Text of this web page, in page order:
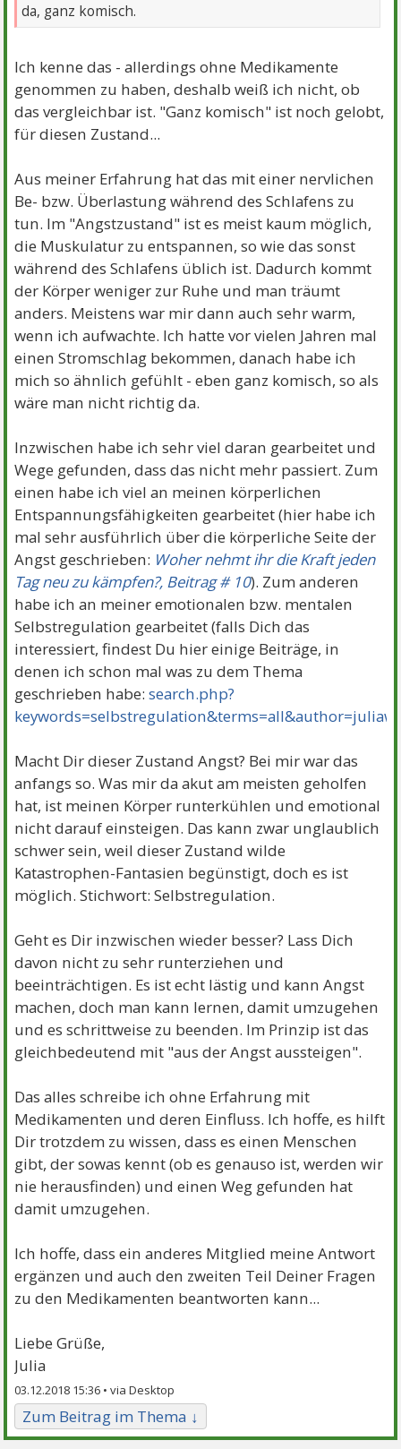
da, ganz komisch.
Ich kenne das - allerdings ohne Medikamente
genommen zu haben, deshalb weiß ich nicht, ob
das vergleichbar ist. "Ganz komisch" ist noch gelobt,
für diesen Zustand...
Aus meiner Erfahrung hat das mit einer nervlichen
Be- bzw. Überlastung während des Schlafens zu
tun. Im "Angstzustand" ist es meist kaum möglich,
die Muskulatur zu entspannen, so wie das sonst
während des Schlafens üblich ist. Dadurch kommt
der Körper weniger zur Ruhe und man träumt
anders. Meistens war mir dann auch sehr warm,
wenn ich aufwachte. Ich hatte vor vielen Jahren mal
einen Stromschlag bekommen, danach habe ich
mich so ähnlich gefühlt - eben ganz komisch, so als
wäre man nicht richtig da.
Inzwischen habe ich sehr viel daran gearbeitet und
Wege gefunden, dass das nicht mehr passiert. Zum
einen habe ich viel an meinen körperlichen
Entspannungsfähigkeiten gearbeitet (hier habe ich
mal sehr ausführlich über die körperliche Seite der
Angst geschrieben: Woher nehmt ihr die Kraft jeden
Tag neu zu kämpfen?, Beitrag # 10). Zum anderen
habe ich an meiner emotionalen bzw. mentalen
Selbstregulation gearbeitet (falls Dich das
interessiert, findest Du hier einige Beiträge, in
denen ich schon mal was zu dem Thema
geschrieben habe:search.php?
Macht Dir dieser Zustand Angst? Bei mir war das
anfangs so. Was mir da akut am meisten geholfen
hat, ist meinen Körper runterkühlen und emotional
nicht darauf einsteigen. Das kann zwar unglaublich
schwer sein, weil dieser Zustand wilde
Katastrophen-Fantasien begünstigt, doch es ist
möglich. Stichwort: Selbstregulation.
Geht es Dir inzwischen wieder besser? Lass Dich
davon nicht zu sehr runterziehen und
beeinträchtigen. Es ist echt lästig und kann Angst
machen, doch man kann lernen, damit umzugehen
und es schrittweise zu beenden. Im Prinzip ist das
gleichbedeutend mit "aus der Angst aussteigen".
Das alles schreibe ich ohne Erfahrung mit
Medikamenten und deren Einfluss. Ich hoffe, es hilft
Dir trotzdem zu wissen, dass es einen Menschen
gibt, der sowas kennt (ob es genauso ist, werden wir
nie herausfinden) und einen Weg gefunden hat
damit umzugehen.
Ich hoffe, dass ein anderes Mitglied meine Antwort
ergänzen und auch den zweiten Teil Deiner Fragen
zu den Medikamenten beantworten kann...
Liebe Grüße,
Julia
03.12.2018 15:36 •
Zum Beitrag im Thema ↓